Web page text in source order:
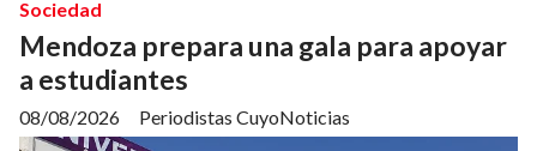
Mendoza prepara una gala para apoyar
a estudiantes
Periodistas CuyoNoticias
Sociedad
08/08/2026